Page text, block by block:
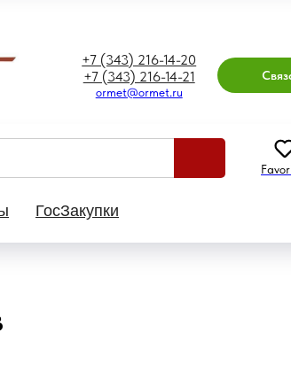
+7 (343) 216-14-20
+7 (343) 216-14-21
ormet@ormet.ru
ГосЗакупки